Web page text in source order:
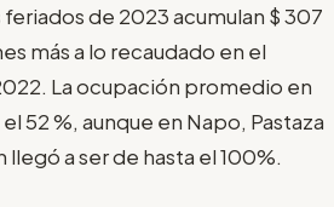
de 2023 acumulan $ 307
más a lo recaudado en el
La ocupación promedio en
52 %, aunque en Napo, Pastaza
llegó a ser de hasta el 100%.